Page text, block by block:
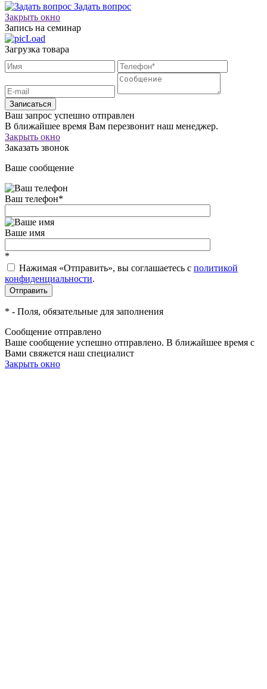
Задать вопрос
Закрыть окно
Запись на семинар
Загрузка товара
Записаться
Ваш запрос успешно отправлен
В ближайшее время Вам перезвонит наш менеджер.
Закрыть окно
Заказать звонок
Ваше сообщение
Ваш телефон*
Ваше имя
*
Нажимая «Отправить», вы соглашаетесь c политикой
конфиденциальности.
* - Поля, обязательные для заполнения
Сообщение отправлено
Ваше сообщение успешно отправлено. В ближайшее время с
Вами свяжется наш специалист
Закрыть окно